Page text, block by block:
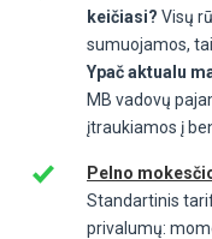
keičiasi? Visų
sumuojamos,
Ypač aktualu
MB vadovų
įtraukiamos į
Pelno
Standartinis
privalumų: